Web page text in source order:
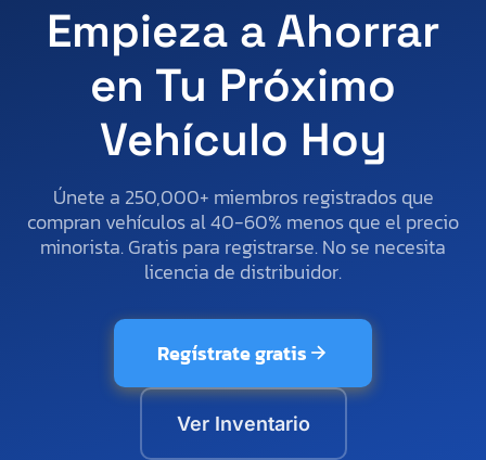
Empieza a Ahorrar
en Tu Próximo
Vehículo Hoy
Únete a 250,000+ miembros registrados que
compran vehículos al 40-60% menos que el precio
minorista. Gratis para registrarse. No se necesita
licencia de distribuidor.
Regístrate gratis
Ver Inventario